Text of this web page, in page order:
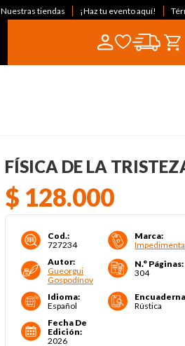
Nuestras tiendas ¡Haz tu evento aquí!
FÍSICA DE LA
$ 128.000
Cod.:
727234
Marca:
Impedimenta
Autor:
Gueorgui
Gospodínov
N.° Páginas:
304
Idioma:
Español
Rústica
Fecha De
Edición:
2026